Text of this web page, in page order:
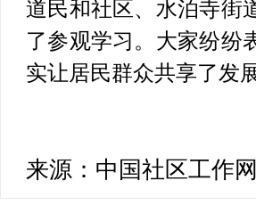
道民和社区、水泊寺街
了参观学习。大家纷纷
实让居民群众共享了发
来源：中国社区工作网